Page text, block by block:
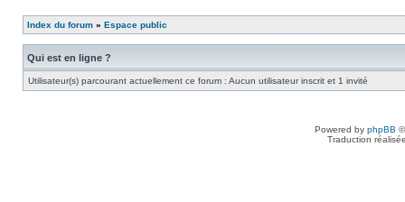
Index du forum » Espace public
Qui est en ligne ?
Utilisateur(s) parcourant actuellement ce forum : Aucun utilisateur inscrit et 1 invité
Powered by phpBB
Traduction